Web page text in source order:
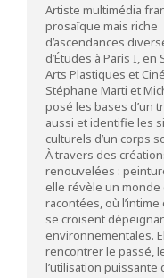
Artiste multimédia
prosaïque mais riche
d’ascendances
d’Études à Paris I, en
Arts Plastiques et
Stéphane Marti et
posé les bases d’un
aussi et identifie les
culturels d’un corps
À travers des
renouvelées :
elle révèle un monde
racontées, où
se croisent
environnementales.
rencontrer le passé,
l’utilisation puissante